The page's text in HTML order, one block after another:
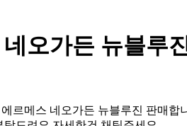
오가든 뉴블루
르메스 네오가든 뉴블루진 판매